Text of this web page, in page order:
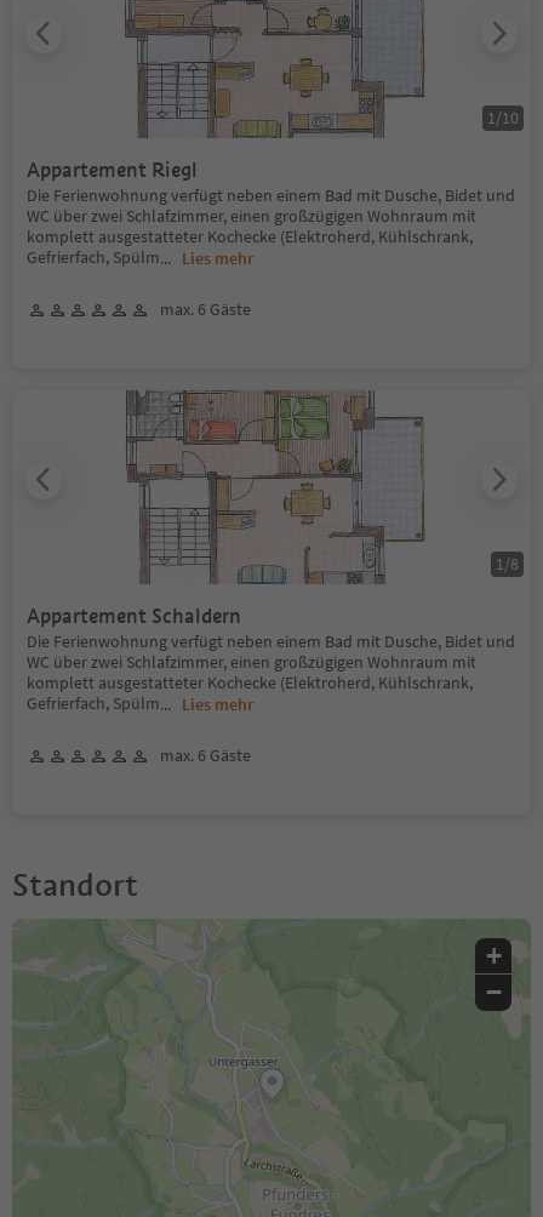
Appartement Riegl
Die Ferienwohnung verfügt neben einem Bad mit Dusche, Bidet und
WC über zwei Schlafzimmer, einen großzügigen Wohnraum mit
komplett ausgestatteter Kochecke (Elektroherd, Kühlschrank,
Gefrierfach, Spülm... Lies mehr
max. 6 Gäste
1/10
Appartement Schaldern
Die Ferienwohnung verfügt neben einem Bad mit Dusche, Bidet und
WC über zwei Schlafzimmer, einen großzügigen Wohnraum mit
komplett ausgestatteter Kochecke (Elektroherd, Kühlschrank,
Gefrierfach, Spülm... Lies mehr
max. 6 Gäste
1/8
Standort
+
−